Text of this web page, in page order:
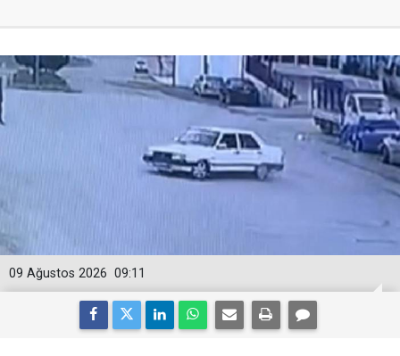
09:11
09 Ağustos 2026